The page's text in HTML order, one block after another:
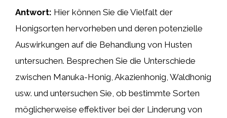
Antwort: Hier können Sie die Vielfalt der
Honigsorten hervorheben und deren potenzielle
Auswirkungen auf die Behandlung von Husten
untersuchen. Besprechen Sie die Unterschiede
zwischen Manuka-Honig, Akazienhonig, Waldhonig
usw. und untersuchen Sie, ob bestimmte Sorten
möglicherweise effektiver bei der Linderung von